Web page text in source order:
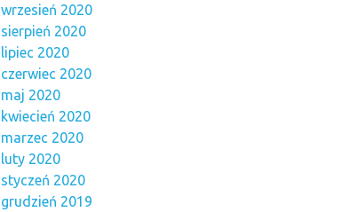
wrzesień 2020
sierpień 2020
lipiec 2020
czerwiec 2020
maj 2020
kwiecień 2020
marzec 2020
luty 2020
styczeń 2020
grudzień 2019